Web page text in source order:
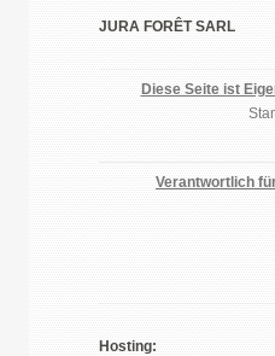
JURA FORÊT SARL
Diese Seite ist
Verantwortlich
Hosting: